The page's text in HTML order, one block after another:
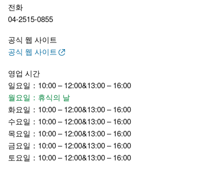
전화
04-2515-0855
공식 웹 사이트
공식 웹 사이트
영업 시간
일요일：10:00 – 12:00&13:00 – 16:00
월요일：휴식의 날
화요일：10:00 – 12:00&13:00 – 16:00
수요일：10:00 – 12:00&13:00 – 16:00
목요일：10:00 – 12:00&13:00 – 16:00
금요일：10:00 – 12:00&13:00 – 16:00
토요일：10:00 – 12:00&13:00 – 16:00